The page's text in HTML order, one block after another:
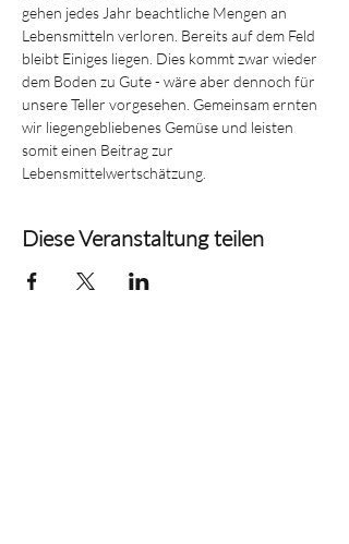
gehen jedes Jahr beachtliche Mengen an
Lebensmitteln verloren. Bereits auf dem Feld
bleibt Einiges liegen. Dies kommt zwar wieder
dem Boden zu Gute - wäre aber dennoch für
unsere Teller vorgesehen. Gemeinsam ernten
wir liegengebliebenes Gemüse und leisten
somit einen Beitrag zur
Lebensmittelwertschätzung.
Diese Veranstaltung teilen